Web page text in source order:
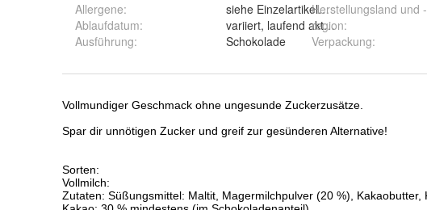
Allergene:
siehe Einzelartikelbeschreibung
Ablaufdatum:
variiert, laufend aktuelle Ware
Ausführung: Schokolade
Herstellungsland und -
region:
Verpackung: